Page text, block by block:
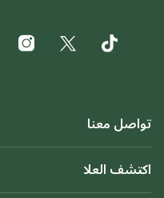
تواصل معنا
اكتشف العلا